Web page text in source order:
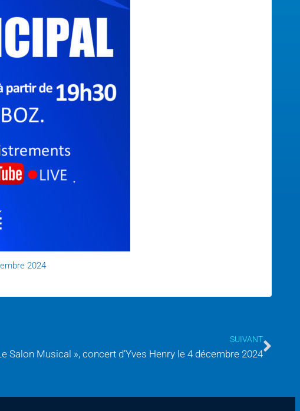
2024
SUIVANT
Salon Musical », concert d’Yves Henry le 4 décembre 2024